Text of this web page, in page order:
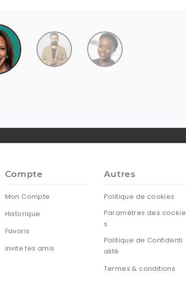
Compte
Mon Compte
Historique
Favoris
invite tes amis
Autres
Politique de cookies
Paramètres des cookie
s
Politique de Confidenti
alité
Termes & conditions